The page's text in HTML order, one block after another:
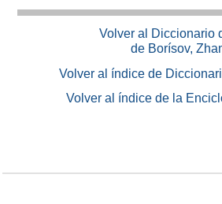
Volver al Diccionario
de Borísov,
Volver al índice de
Volver al índice de la